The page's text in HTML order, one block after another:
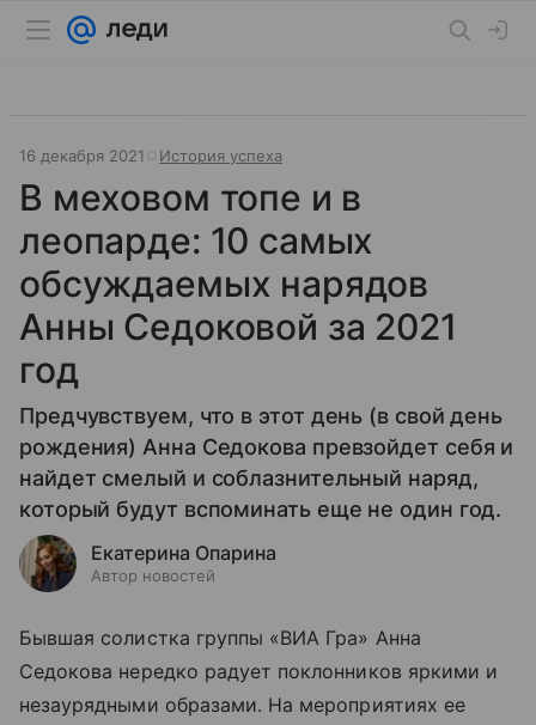
16 декабря 2021 История успеха
В меховом топе и в
леопарде: 10 самых
обсуждаемых нарядов
Анны Седоковой за 2021
год
Предчувствуем, что в этот день (в свой день
рождения) Анна Седокова превзойдет себя и
найдет смелый и соблазнительный наряд,
который будут вспоминать еще не один год.
Екатерина Опарина
Автор новостей
Бывшая солистка группы «ВИА Гра» Анна
Седокова нередко радует поклонников яркими и
незаурядными образами. На мероприятиях ее